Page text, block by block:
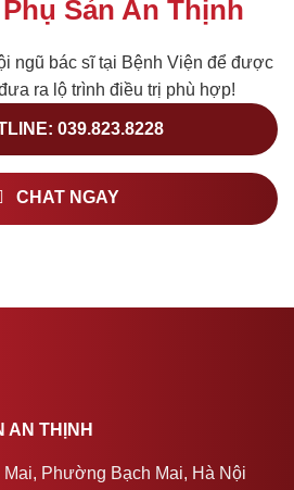
Sản An Thịnh
ngũ bác sĩ tại Bệnh Viện để được
ra lộ trình điều trị phù hợp!
039.823.8228
CHAT NGAY
AN THỊNH
Phường Bạch Mai, Hà Nội